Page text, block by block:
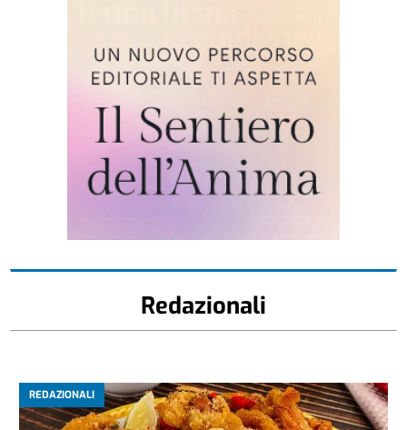
Redazionali
REDAZIONALI